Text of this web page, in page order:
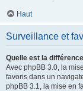
Haut
Surveillance et
Quelle est la
Avec phpBB 3.0, la
favoris dans un
phpBB 3.1, la mise en